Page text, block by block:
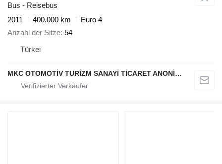
Bus - Reisebus
2011
400.000 km
Euro 4
Anzahl der Sitze 54
Türkei
MKC OTOMOTİV TURİZM SANAYİ TİCARET ANONİM ŞİRKETİ